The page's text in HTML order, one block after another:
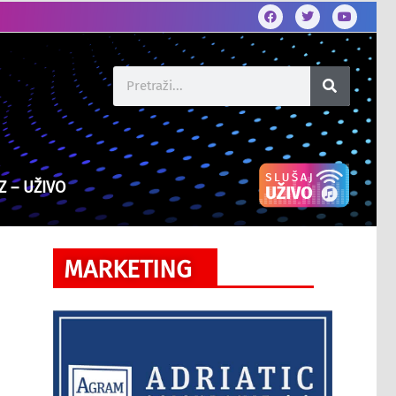
– UŽIVO
MARKETING